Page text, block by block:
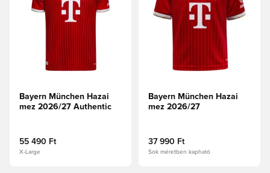
Bayern München Hazai
mez 2026/27 Authentic
55 490 Ft
X-Large
Bayern München Hazai
mez 2026/27
37 990 Ft
Sok méretben kapható